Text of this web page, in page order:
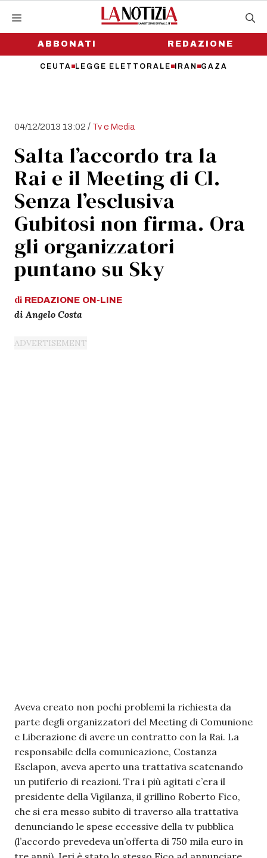
contenutoABBONATI
CEUTA LEGGE ELETTORALE IRAN GAZA
REDAZIONE
04/12/2013 13:02 / Tv e Media
Salta l’accordo tra la
Rai e il Meeting di Cl.
Senza l’esclusiva
Gubitosi non firma. Ora
gli organizzatori
puntano su Sky
di REDAZIONE ON-LINE
di Angelo Costa
Aveva creato non pochi problemi la richiesta da
parte degli organizzatori del Meeting di Comunione
e Liberazione di avere un contratto con la Rai. La
responsabile della comunicazione, Costanza
Esclapon, aveva aperto una trattativa scatenando
un putiferio di reazioni. Tra i più agitati c’era il
presidente della Vigilanza, il grillino Roberto Fico,
che si era messo subito di traverso alla trattativa
denunciando le spese eccessive della tv pubblica
(l’accordo prevedeva un’offerta di 750 mila euro in